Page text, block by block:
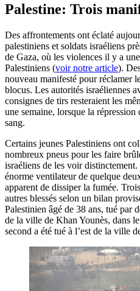
Palestine: Trois
Des affrontements ont éclaté
palestiniens et soldats israéliens
de Gaza, où les violences il y a
Palestiniens (voir notre article).
nouveau manifesté pour réclamer
blocus. Les autorités israéliennes
consignes de tirs resteraient les
une semaine, lorsque la
sang.
Certains jeunes Palestiniens ont
nombreux pneus pour les faire
israéliens de les voir
énorme ventilateur de quelque
apparent de dissiper la fumée.
autres blessés selon un bilan
Palestinien âgé de 38 ans, tué par
de la ville de Khan Younès, dans
second a été tué à l’est de la ville